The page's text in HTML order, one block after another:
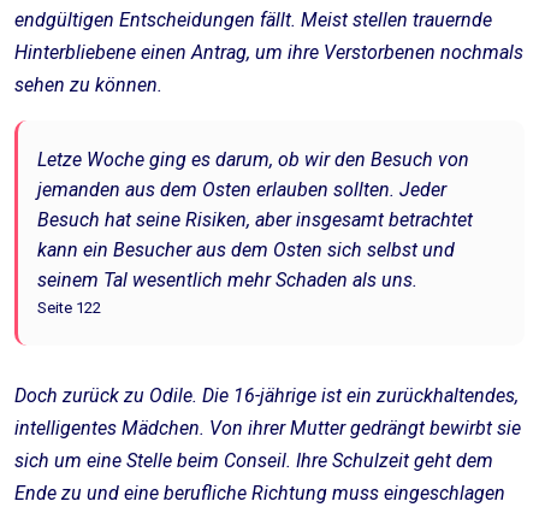
endgültigen Entscheidungen fällt. Meist stellen trauernde
Hinterbliebene einen Antrag, um ihre Verstorbenen nochmals
sehen zu können.
Letze Woche ging es darum, ob wir den Besuch von
jemanden aus dem Osten erlauben sollten. Jeder
Besuch hat seine Risiken, aber insgesamt betrachtet
kann ein Besucher aus dem Osten sich selbst und
seinem Tal wesentlich mehr Schaden als uns.
Seite 122
Doch zurück zu Odile. Die 16-jährige ist ein zurückhaltendes,
intelligentes Mädchen. Von ihrer Mutter gedrängt bewirbt sie
sich um eine Stelle beim Conseil. Ihre Schulzeit geht dem
Ende zu und eine berufliche Richtung muss eingeschlagen